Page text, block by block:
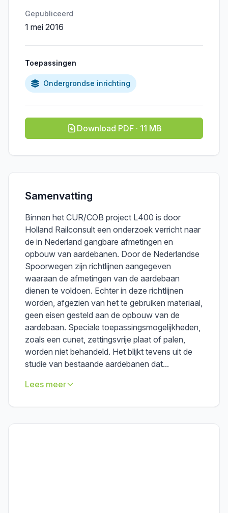
Gepubliceerd
1 mei 2016
Toepassingen
Ondergrondse inrichting
Download PDF · 11 MB
Samenvatting
Binnen het CUR/COB project L400 is door
Holland Railconsult een onderzoek verricht naar
de in Nederland gangbare afmetingen en
opbouw van aardebanen. Door de Nederlandse
Spoorwegen zijn richtlijnen aangegeven
waaraan de afmetingen van de aardebaan
dienen te voldoen. Echter in deze richtlijnen
worden, afgezien van het te gebruiken materiaal,
geen eisen gesteld aan de opbouw van de
aardebaan. Speciale toepassingsmogelijkheden,
zoals een cunet, zettingsvrije plaat of palen,
worden niet behandeld. Het blijkt tevens uit de
studie van bestaande aardebanen dat...
Lees meer